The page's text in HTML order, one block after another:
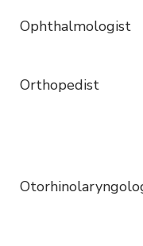
Ophthalmologist
Orthopedist